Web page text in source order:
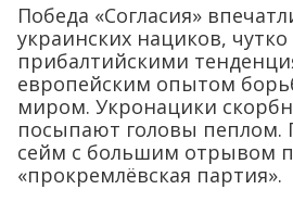
Победа «Согласия»
украинских нациков,
прибалтийскими
европейским опытом
миром. Укронацики
посыпают головы
сейм с большим отрывом
«прокремлёвская партия».